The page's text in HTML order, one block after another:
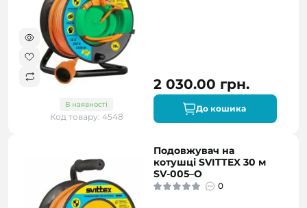
В наявності
Код товару: 4548
2 030.00 грн.
До кошика
Подовжувач на
котушці SVITTEX 30 м
SV-005–О
0